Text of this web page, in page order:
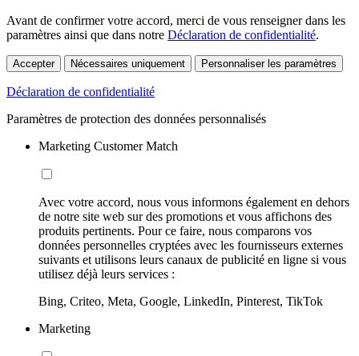
Avant de confirmer votre accord, merci de vous renseigner dans les
paramètres ainsi que dans notre Déclaration de confidentialité.
Accepter Nécessaires uniquement Personnaliser les paramètres
Déclaration de confidentialité
Paramètres de protection des données personnalisés
Marketing Customer Match
Avec votre accord, nous vous informons également en dehors
de notre site web sur des promotions et vous affichons des
produits pertinents. Pour ce faire, nous comparons vos
données personnelles cryptées avec les fournisseurs externes
suivants et utilisons leurs canaux de publicité en ligne si vous
utilisez déjà leurs services :
Bing, Criteo, Meta, Google, LinkedIn, Pinterest, TikTok
Marketing